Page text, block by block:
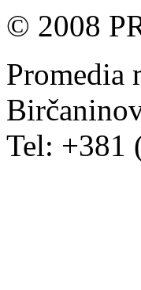
© 2008
Promedia
Tel: +381